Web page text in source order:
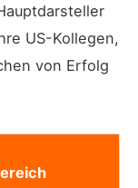
US-Kollegen,
von Erfolg